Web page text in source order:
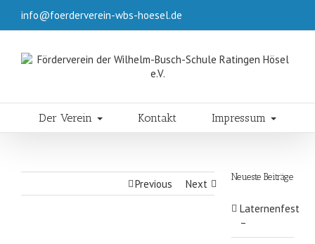
info@foerderverein-wbs-hoesel.de
Der Verein Kontakt Impressum
Previous Next
Neueste Beiträge
Laternenfest
–